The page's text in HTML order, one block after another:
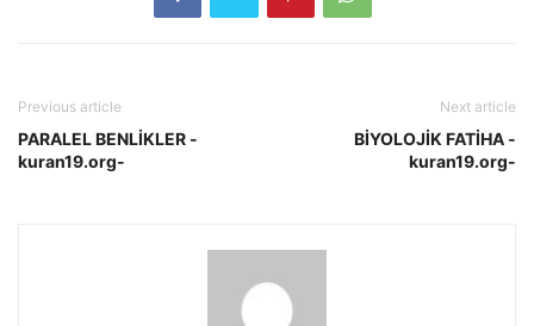
Previous article
PARALEL BENLİKLER -
kuran19.org-
Next article
BİYOLOJİK FATİHA -
kuran19.org-